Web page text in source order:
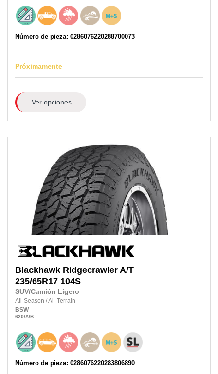
Número de pieza: 0286076220288700073
Próximamente
Ver opciones
Blackhawk Ridgecrawler A/T
235/65R17 104S
SUV/Camión Ligero
All-Season /All-Terrain
BSW
620/A/B
Número de pieza: 0286076220283806890